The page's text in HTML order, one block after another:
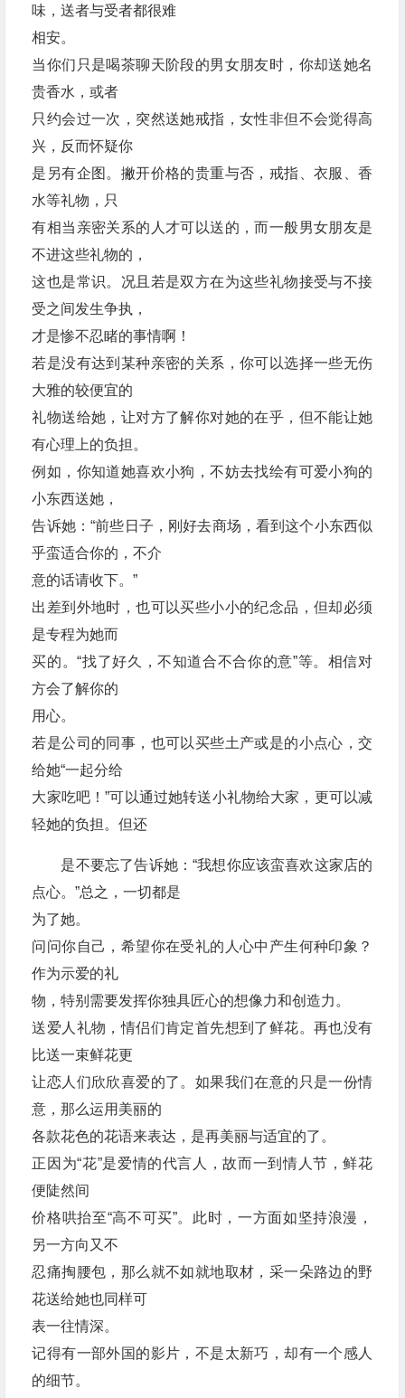
味，送者与受者都很难
相安。
当你们只是喝茶聊天阶段的男女朋友时，你却送她名
贵香水，或者
只约会过一次，突然送她戒指，女性非但不会觉得高
兴，反而怀疑你
是另有企图。撇开价格的贵重与否，戒指、衣服、香
水等礼物，只
有相当亲密关系的人才可以送的，而一般男女朋友是
不进这些礼物的，
这也是常识。况且若是双方在为这些礼物接受与不接
受之间发生争执，
才是惨不忍睹的事情啊！
若是没有达到某种亲密的关系，你可以选择一些无伤
大雅的较便宜的
礼物送给她，让对方了解你对她的在乎，但不能让她
有心理上的负担。
例如，你知道她喜欢小狗，不妨去找绘有可爱小狗的
小东西送她，
告诉她：“前些日子，刚好去商场，看到这个小东西似
乎蛮适合你的，不介
意的话请收下。”
出差到外地时，也可以买些小小的纪念品，但却必须
是专程为她而
买的。“找了好久，不知道合不合你的意”等。相信对
方会了解你的
用心。
若是公司的同事，也可以买些土产或是的小点心，交
给她“一起分给
大家吃吧！”可以通过她转送小礼物给大家，更可以减
轻她的负担。但还
是不要忘了告诉她：“我想你应该蛮喜欢这家店的
点心。”总之，一切都是
为了她。
问问你自己，希望你在受礼的人心中产生何种印象？
作为示爱的礼
物，特别需要发挥你独具匠心的想像力和创造力。
送爱人礼物，情侣们肯定首先想到了鲜花。再也没有
比送一束鲜花更
让恋人们欣欣喜爱的了。如果我们在意的只是一份情
意，那么运用美丽的
各款花色的花语来表达，是再美丽与适宜的了。
正因为“花”是爱情的代言人，故而一到情人节，鲜花
便陡然间
价格哄抬至“高不可买”。此时，一方面如坚持浪漫，
另一方向又不
忍痛掏腰包，那么就不如就地取材，采一朵路边的野
花送给她也同样可
表一往情深。
记得有一部外国的影片，不是太新巧，却有一个感人
的细节。